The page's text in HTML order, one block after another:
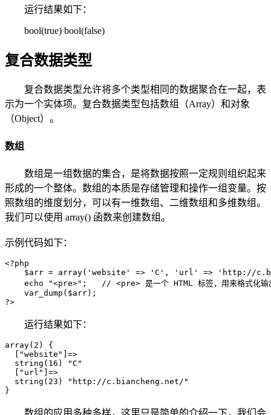
运行结果如下：
bool(true) bool(false)
复合数据类型
复合数据类型允许将多个类型相同的数据聚合在一起，表
示为一个实体项。复合数据类型包括数组（Array）和对象
（Object）。
数组
数组是一组数据的集合，是将数据按照一定规则组织起来
形成的一个整体。数组的本质是存储管理和操作一组变量。按
照数组的维度划分，可以有一维数组、二维数组和多维数组。
我们可以使用 array() 函数来创建数组。
示例代码如下：
<?php
$arr = array('website' => 'C', 'url' => 'http://
echo "<pre>";   // <pre> 是一个 HTML 标签，用来格式化输
    var_dump($arr);
?>
运行结果如下：
array(2) {
  ["website"]=>
  string(16) "C"
  ["url"]=>
  string(23) "http://c.biancheng.net/"
}
数组的应用多种多样，这里只是简单的介绍一下，我们会